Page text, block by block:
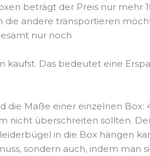
beträgt der Preis nur
die andere transportieren
nur noch
kaufst. Das bedeutet eine
die Maße einer einzelnen
nicht überschreiten sollten.
in die Box hängen
sondern auch, indem man